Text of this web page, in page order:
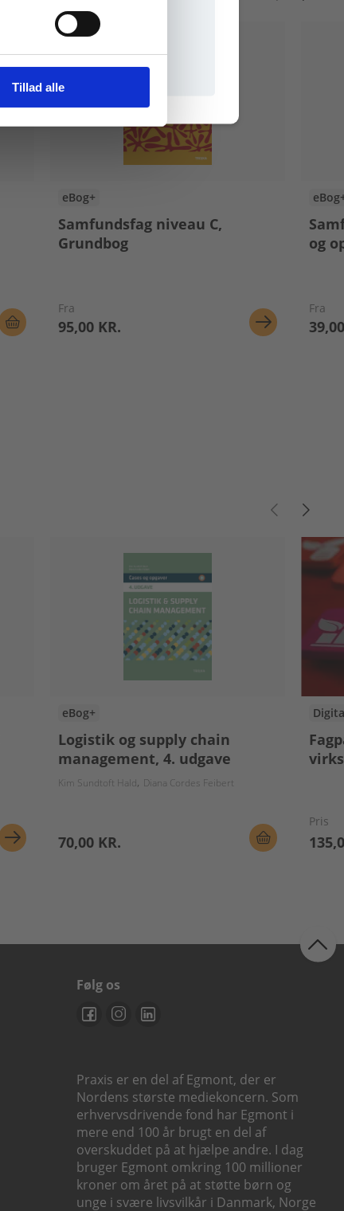
Tillad alle
eBog+
Samfundsfag niveau C,
Grundbog
Fra
95,00 KR.
og
Fra
eBog+
Logistik og supply chain
management, 4. udgave
Kim Sundtoft Hald Diana Cordes Feibert
70,00 KR.
Pris
Følg os
Praxis er en del af Egmont, der er
Nordens største mediekoncern. Som
erhvervsdrivende fond har Egmont i
mere end 100 år brugt en del af
overskuddet på at hjælpe andre. I dag
bruger Egmont omkring 100 millioner
kroner om året på at støtte børn og
unge i svære livsvilkår i Danmark, Norge